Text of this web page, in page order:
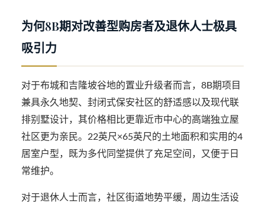
为何8B期对改善型购房者及退休人士极具
吸引力
对于布城和吉隆坡谷地的置业升级者而言，8B期项目
兼具永久地契、封闭式保安社区的舒适感以及现代联
排别墅设计，其价格相比更靠近市中心的高端独立屋
社区更为亲民。22英尺×65英尺的土地面积和实用的4
居室户型，既为多代同堂提供了充足空间，又便于日
常维护。
对于退休人士而言，社区街道地势平缓，周边生活设